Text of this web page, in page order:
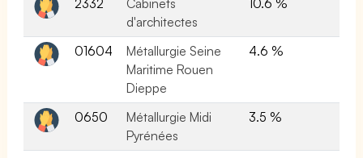
d'architectes
01604
Métallurgie Seine
Maritime Rouen
Dieppe
4.6 %
0650
Métallurgie Midi
Pyrénées
3.5 %